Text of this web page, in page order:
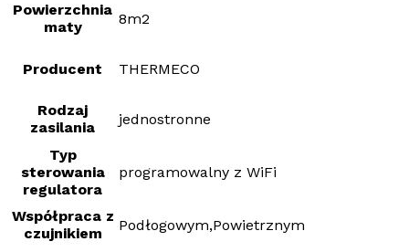
Powierzchnia
maty
8m2
Producent THERMECO
Rodzaj
zasilania
jednostronne
Typ
sterowania
regulatora
programowalny z WiFi
Współpraca z
czujnikiem
Podłogowym,Powietrznym